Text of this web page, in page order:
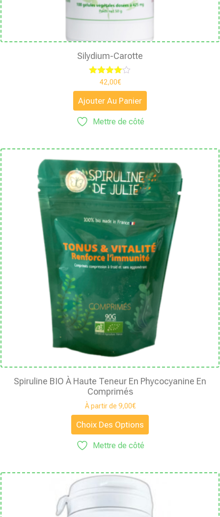
Silydium-Carotte
Note
sur 5
42,00€
Ajouter Au Panier
Mettre de côté
Spiruline BIO À Haute Teneur En Phycocyanine En
Comprimés
À partir de 9,00€
Choix Des Options
Mettre de côté